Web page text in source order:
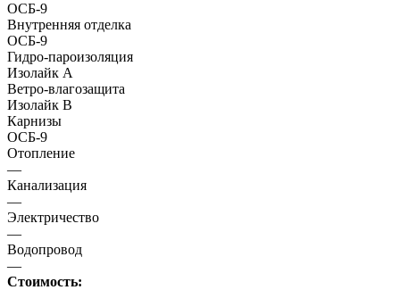
ОСБ-9
Внутренняя отделка
ОСБ-9
Гидро-пароизоляция
Изолайк А
Ветро-влагозащита
Изолайк В
Карнизы
ОСБ-9
Отопление
—
Канализация
—
Электричество
—
Водопровод
—
Стоимость: